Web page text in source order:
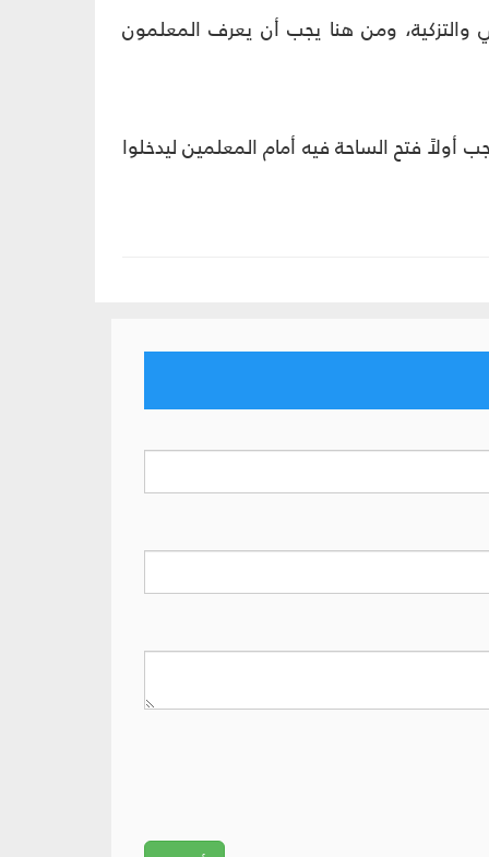
والتزكية، ومن هنا يجب أن يعرف المعلمون
أولاً فتح الساحة فيه أمام المعلمين ليدخلوا